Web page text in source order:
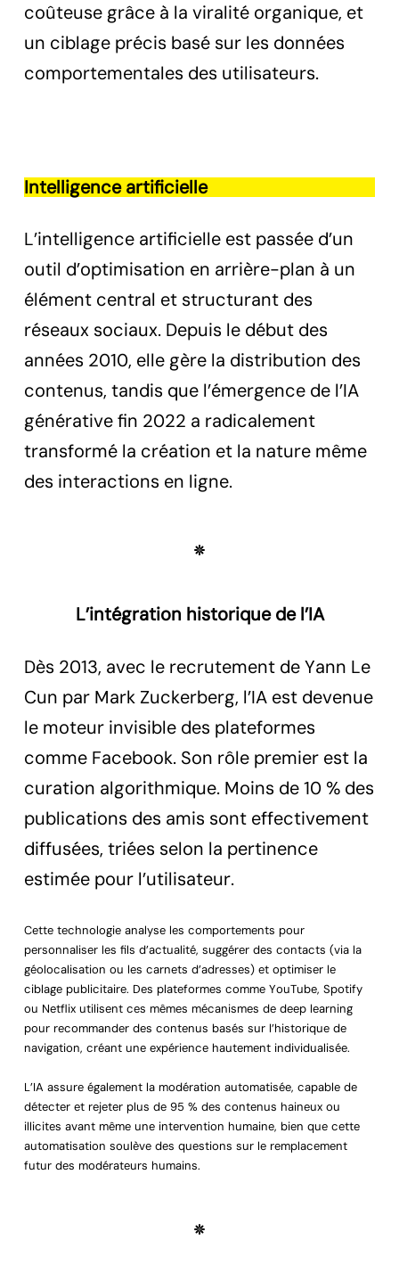
coûteuse grâce à la viralité organique, et
un ciblage précis basé sur les données
comportementales des utilisateurs.
Intelligence artificielle
L’intelligence artificielle est passée d’un
outil d’optimisation en arrière-plan à un
élément central et structurant des
réseaux sociaux. Depuis le début des
années 2010, elle gère la distribution des
contenus, tandis que l’émergence de l’IA
générative fin 2022 a radicalement
transformé la création et la nature même
des interactions en ligne.
L’intégration historique de l’IA
Dès 2013, avec le recrutement de Yann Le
Cun par Mark Zuckerberg, l’IA est devenue
le moteur invisible des plateformes
comme Facebook. Son rôle premier est la
curation algorithmique. Moins de 10 % des
publications des amis sont effectivement
diffusées, triées selon la pertinence
estimée pour l’utilisateur.
Cette technologie analyse les comportements pour
personnaliser les fils d’actualité, suggérer des contacts (via la
géolocalisation ou les carnets d’adresses) et optimiser le
ciblage publicitaire. Des plateformes comme YouTube, Spotify
ou Netflix utilisent ces mêmes mécanismes de deep learning
pour recommander des contenus basés sur l’historique de
navigation, créant une expérience hautement individualisée.
L’IA assure également la modération automatisée, capable de
détecter et rejeter plus de 95 % des contenus haineux ou
illicites avant même une intervention humaine, bien que cette
automatisation soulève des questions sur le remplacement
futur des modérateurs humains.